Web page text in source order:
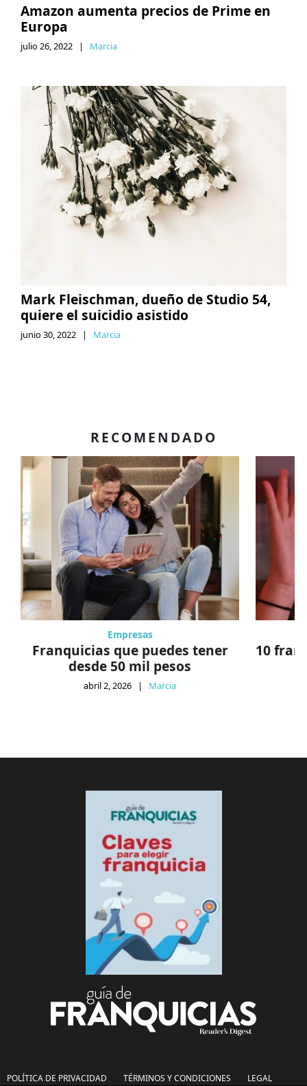
Amazon aumenta precios de Prime en
Europa
julio 26, 2022 | Marcia
Mark Fleischman, dueño de Studio 54,
quiere el suicidio asistido
junio 30, 2022 | Marcia
RECOMENDADO
Empresas
Franquicias que puedes tener
desde 50 mil pesos
abril 2, 2026 | Marcia
10
POLÍTICA DE PRIVACIDAD TÉRMINOS Y CONDICIONES LEGAL